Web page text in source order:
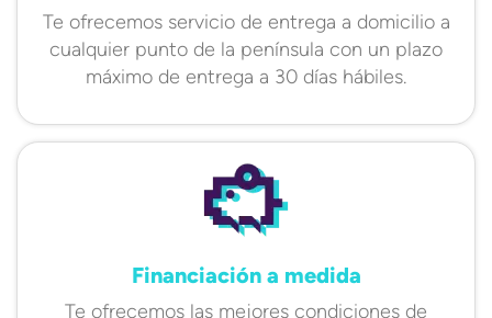
Te ofrecemos servicio de entrega a domicilio a
cualquier punto de la península con un plazo
máximo de entrega a 30 días hábiles.
Financiación a medida
Te ofrecemos las mejores condiciones de